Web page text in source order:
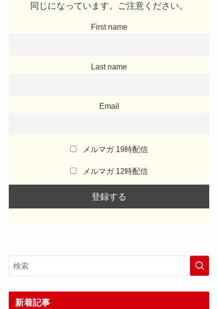
同じになっています。ご注意ください。
First name
Last name
Email
メルマガ 19時配信
メルマガ 12時配信
新着記事